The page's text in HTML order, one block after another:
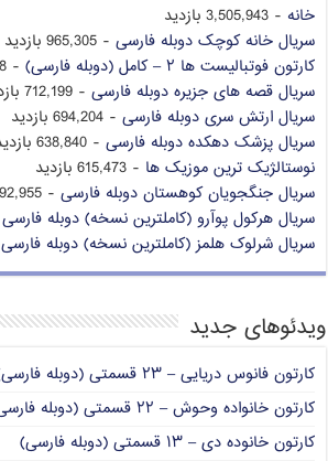
خانه - 3,505,943 بازدید
سریال خانه کوچک دوبله فارسی - 965,305 بازدید
کارتون فوتبالیست ها ۲ – کامل (دوبله فارسی)
- 834,558 بازدید
سریال قصه های جزیره دوبله فارسی - 712,199 بازدید
سریال ارتش سری دوبله فارسی - 694,204 بازدید
سریال پزشک دهکده دوبله فارسی - 638,840 بازدید
نوستالژیک ترین موزیک ها - 615,473 بازدید
سریال جنگجویان کوهستان دوبله فارسی - 592,955 بازدید
سریال هرکول پوآرو (کاملترین نسخه) دوبله فارسی
سریال شرلوک هلمز (کاملترین نسخه) دوبله فارسی
ویدئوهای جدید
کارتون فانوس دریایی – ۲۳ قسمتی (دوبله فارسی)
کارتون خانواده وحوش – ۲۲ قسمتی (دوبله فارسی)
کارتون خانوده دی – ۱۳ قسمتی (دوبله فارسی)